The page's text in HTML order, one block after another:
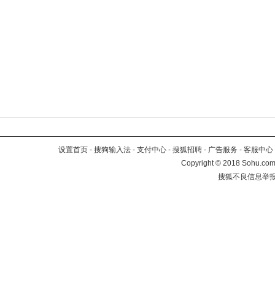
设置首页 - 搜狗输入法 - 支付中心 - 搜狐招聘 - 广告服务 - 客服中心
Copyright©2018
搜狐不良信息举